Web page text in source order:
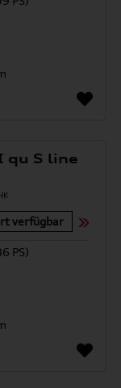
qu S line
verfügbar
PS)